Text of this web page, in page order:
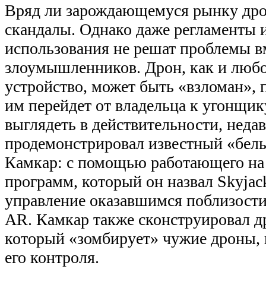
Вряд ли зарождающемуся рынку
скандалы. Однако даже регламенты
использования не решат проблемы
злоумышленников. Дрон, как и
устройство, может быть «взломан»,
им перейдет от владельца к
выглядеть в действительности,
продемонстрировал известный
Камкар: с помощью работающего на
программ, который он назвал
управление оказавшимся
AR. Камкар также сконструировал
который «зомбирует» чужие дроны,
его контроля.